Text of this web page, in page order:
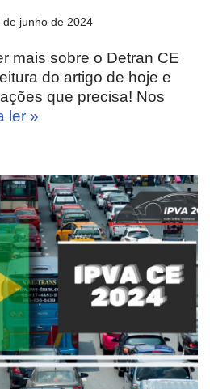
de junho de 2024
mais sobre o Detran CE
do artigo de hoje e
que precisa! Nos
ler »